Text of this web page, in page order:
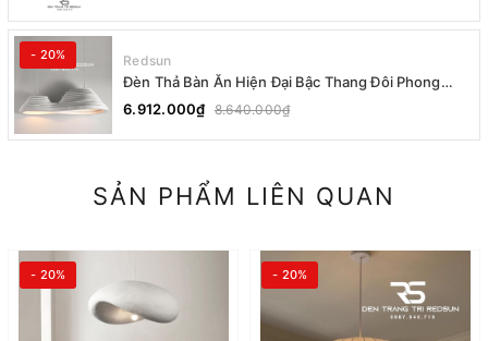
- 20% Redsun
Đèn Thả Bàn Ăn Hiện Đại Bậc Thang Đôi Phong
Cách Nhật Bản Wabi-sabi DC-T078A
6.912.000₫ 8.640.000₫
SẢN PHẨM LIÊN QUAN
- 20% - 20%